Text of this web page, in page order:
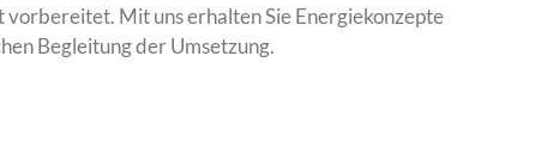
Mit uns erhalten Sie Energiekonzepte
Begleitung der Umsetzung.